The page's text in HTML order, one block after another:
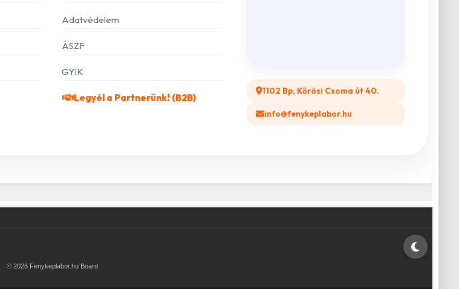
Adatvédelem
ÁSZF
GYIK
Legyél a Partnerünk! (B2B)
1102 Bp, Kőrösi Csoma út 40.
info@fenykeplabor.hu
© 2026 Fenykeplabor.hu Board